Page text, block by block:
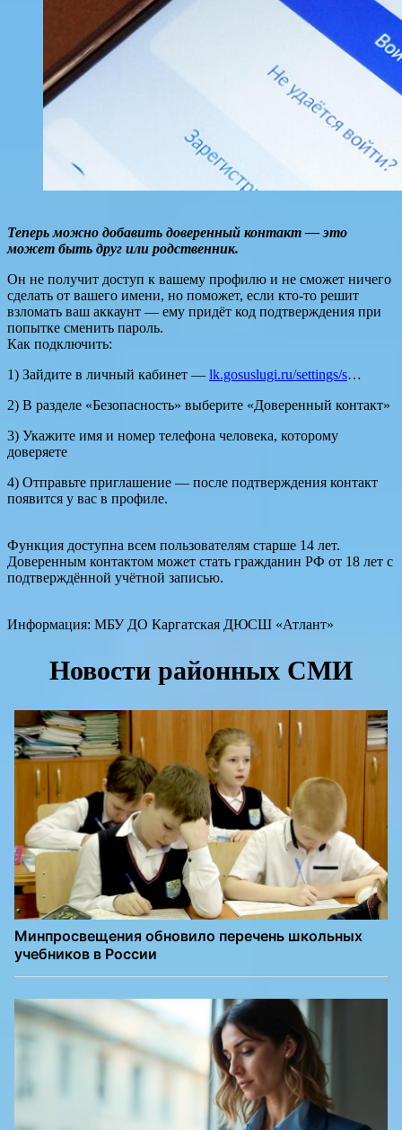
Теперь можно добавить доверенный контакт — это
может быть друг или родственник.
Он не получит доступ к вашему профилю и не сможет ничего
сделать от вашего имени, но поможет, если кто-то решит
взломать ваш аккаунт — ему придёт код подтверждения при
попытке сменить пароль.
Как подключить:
1) Зайдите в личный кабинет — lk.gosuslugi.ru/settings/s…
2) В разделе «Безопасность» выберите «Доверенный контакт»
3) Укажите имя и номер телефона человека, которому
доверяете
4) Отправьте приглашение — после подтверждения контакт
появится у вас в профиле.
Функция доступна всем пользователям старше 14 лет.
Доверенным контактом может стать гражданин РФ от 18 лет с
подтверждённой учётной записью.
Информация: МБУ ДО Каргатская ДЮСШ «Атлант»